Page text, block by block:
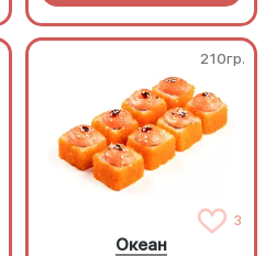
210гр.
3
Океан